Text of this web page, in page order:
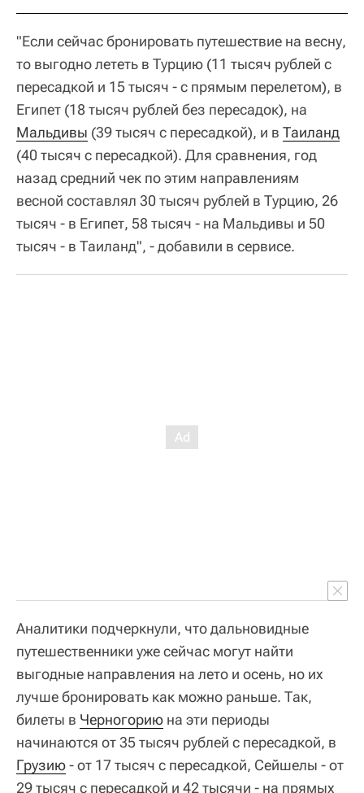
"Если сейчас бронировать путешествие на весну,
то выгодно лететь в Турцию (11 тысяч рублей с
пересадкой и 15 тысяч - с прямым перелетом), в
Египет (18 тысяч рублей без пересадок), на
Мальдивы (39 тысяч с пересадкой), и в Таиланд
(40 тысяч с пересадкой). Для сравнения, год
назад средний чек по этим направлениям
весной составлял 30 тысяч рублей в Турцию, 26
тысяч - в Египет, 58 тысяч - на Мальдивы и 50
тысяч - в Таиланд", - добавили в сервисе.
Аналитики подчеркнули, что дальновидные
путешественники уже сейчас могут найти
выгодные направления на лето и осень, но их
лучше бронировать как можно раньше. Так,
билеты в Черногорию на эти периоды
начинаются от 35 тысяч рублей с пересадкой, в
Грузию- от 17 тысяч с пересадкой, Сейшелы - от
29 тысяч с пересадкой и 42 тысячи - на прямых